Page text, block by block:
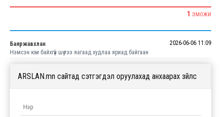
1 ЭМОЖИ
Баяржавхлан
2026-06-06 11:09
Нэмсэн юм байхгүй шүү тээ яагаад худлаа яриад байгаан
ARSLAN.mn сайтад сэтгэгдэл оруулахад анхаарах зүйлс